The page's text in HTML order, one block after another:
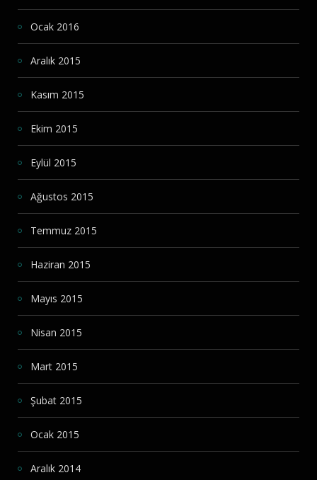
Ocak 2016
Aralık 2015
Kasım 2015
Ekim 2015
Eylül 2015
Ağustos 2015
Temmuz 2015
Haziran 2015
Mayıs 2015
Nisan 2015
Mart 2015
Şubat 2015
Ocak 2015
Aralık 2014